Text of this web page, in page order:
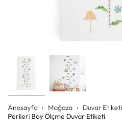
Anasayfa › Mağaza › Duvar Etiketi
Perileri Boy Ölçme Duvar Etiketi